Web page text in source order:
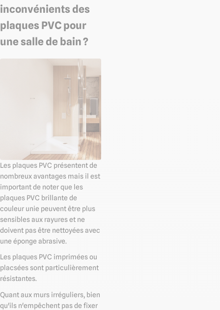
inconvénients des
plaques PVC pour
une salle de bain ?
Les plaques PVC présentent de
nombreux avantages mais il est
important de noter que les
plaques PVC brillante de
couleur unie peuvent être plus
sensibles aux rayures et ne
doivent pas être nettoyées avec
une éponge abrasive.
Les plaques PVC imprimées ou
placsées sont particulièrement
résistantes.
Quant aux murs irréguliers, bien
qu'ils n'empêchent pas de fixer